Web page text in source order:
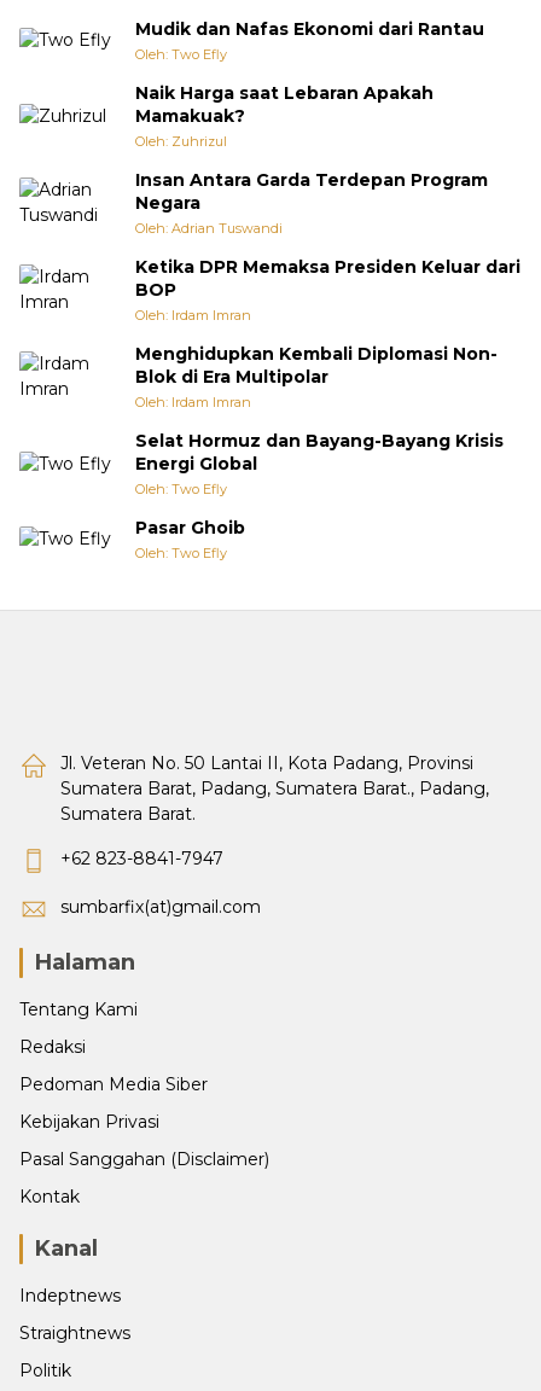
Mudik dan Nafas Ekonomi dari Rantau
Oleh: Two Efly
Naik Harga saat Lebaran Apakah
Mamakuak?
Oleh: Zuhrizul
Insan Antara Garda Terdepan Program
Negara
Oleh: Adrian Tuswandi
Ketika DPR Memaksa Presiden Keluar dari
BOP
Oleh: Irdam Imran
Menghidupkan Kembali Diplomasi Non-
Blok di Era Multipolar
Oleh: Irdam Imran
Selat Hormuz dan Bayang-Bayang Krisis
Energi Global
Oleh: Two Efly
Pasar Ghoib
Oleh: Two Efly
Jl. Veteran No. 50 Lantai II, Kota Padang, Provinsi
Sumatera Barat, Padang, Sumatera Barat., Padang,
Sumatera Barat.
+62 823-8841-7947
sumbarfix(at)gmail.com
Halaman
Tentang Kami
Redaksi
Pedoman Media Siber
Kebijakan Privasi
Pasal Sanggahan (Disclaimer)
Kontak
Kanal
Indeptnews
Straightnews
Politik